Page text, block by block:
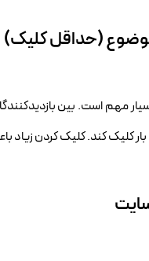
(حداقل کليک)
مهم است. بين
کليک کند. کليک کردن زياد